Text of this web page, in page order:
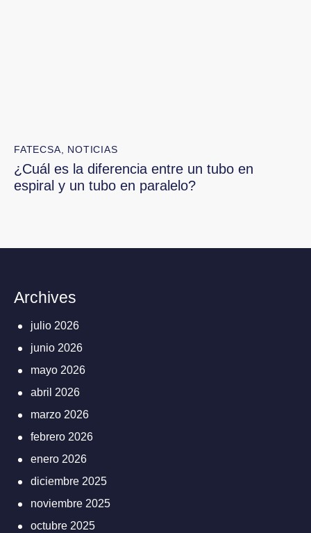
FATECSA NOTICIAS
¿Cuál es la diferencia entre un tubo en
espiral y un tubo en paralelo?
Archives
julio 2026
junio 2026
mayo 2026
abril 2026
marzo 2026
febrero 2026
enero 2026
diciembre 2025
noviembre 2025
octubre 2025